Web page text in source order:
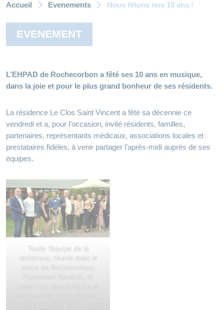
Accueil Evenements Nous fêtons nos 10 ans !
EVENEMENT
L’EHPAD de Rochecorbon a fêté ses 10 ans en musique,
dans la joie et pour le plus grand bonheur de ses résidents.
La résidence Le Clos Saint Vincent a fêté sa décennie ce
vendredi et a, pour l’occasion, invité résidents, familles,
partenaires, représentants médicaux, associations locales et
prestataires fidèles, à venir partager l’après-midi auprès de ses
équipes.
Toute l’équipe de la
résidence, réunie avec le
Maire de Rochecorbon,
Emmanuel Duménil, et
autour de Hervé Hardy et
Marie-José Le Roy Raynal,
les fondateurs du Clos Saint